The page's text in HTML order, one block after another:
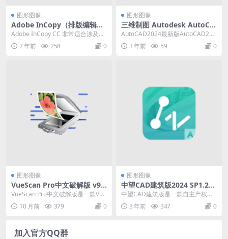
图形图像
Adobe InCopy（排版编辑软
件）2025 v20.2.0.36 中文破
解便携式版
Adobe InCopy CC 非常适合涉及书
面文案和设计工作的大型团队项
目，它...
2 年前 258 0
图形图像
三维制图 Autodesk AutoCA
D 2025 中文版
AutoCAD2024最新版AutoCAD202
4简体中文版.欧特克三维机械设计...
3 年前 59 0
图形图像
VueScan Pro中文破解版 v9.
8.47.01 绿色便携版
VueScan Pro中文破解版是一款Vue
Scan图像扫描软件,提供色彩平衡
和...10 月前 379 0
图形图像
中望CAD建筑版2024 SP1.2
国产CAD制图软件，简体中文
破解版
中望CAD建筑版是一款自主产权的
国产CAD制图软件的建筑设计CAD
软件,中望CA...
3 年前 347 0
加入官方QQ群